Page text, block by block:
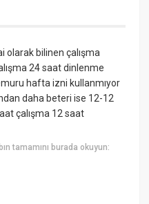
olarak bilinen çalışma
24 saat dinlenme
hafta izni kullanmıyor
daha beteri ise 12-12
çalışma 12 saat
tamamını burada okuyun: